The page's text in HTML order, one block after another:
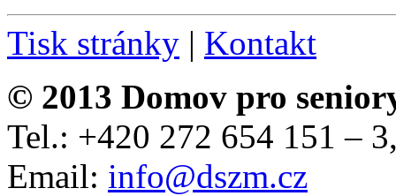
Tisk stránky | Kontakt
© 2013 Domov pro
Tel.: +420 272 654 151 –
Email: info@dszm.cz